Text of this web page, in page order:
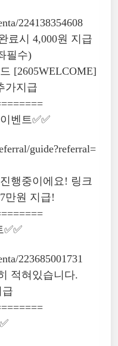
224138354608
료시 4,000원 지급
필수)
[2605WELCOME]
가지급
벤트✅✅
guide?referral=
행중이에요! 링크
만원 지급!
223685001731
적혀있습니다.